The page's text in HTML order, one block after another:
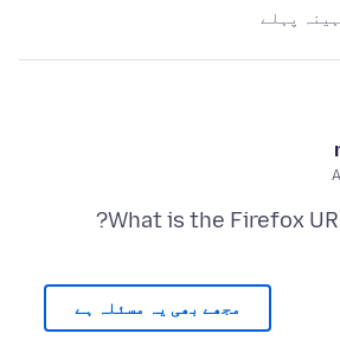
What is the Firefox
مجھے بھی یہ مسئلہ ہے